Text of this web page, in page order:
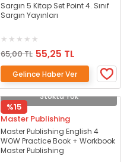
Sargın 5 Kitap Set Point 4. Sınıf
Sargın Yayınları
65,00 TL 55,25 TL
Gelince Haber Ver
Stokta Yok
%15
Master Publishing
Master Publishing English 4
WOW Practice Book + Workbook
Master Publishing